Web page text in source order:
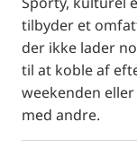
tilbyder et
der ikke lader
til at koble af
weekenden
med andre.